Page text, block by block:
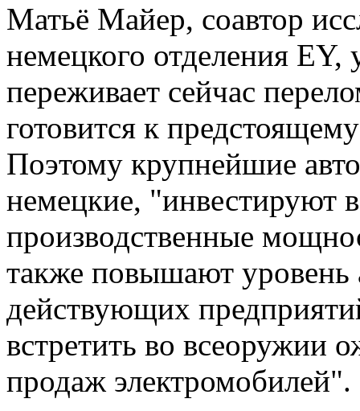
Матьё Майер, соавтор
немецкого отделения
переживает сейчас
готовится к
Поэтому крупнейшие
немецкие, "инвестируют
производственные
также повышают уровень
действующих
встретить во всеоружии
продаж электромобилей".